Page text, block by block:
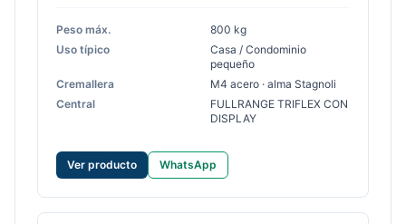
Peso máx.
800 kg
Uso típico
Casa / Condominio
pequeño
Cremallera
M4 acero · alma Stagnoli
Central
FULLRANGE TRIFLEX CON
DISPLAY
Ver producto WhatsApp